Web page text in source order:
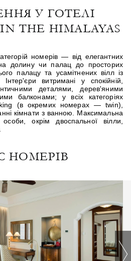
У ГОТЕЛІ
THE HIMALAYAS
номерів — від елегантних
долину чи палац до просторих
палацу та усамітнених вілл із
витримані у спокійній,
деталями, дерев'яними
балконами; у всіх категоріях
king (в окремих номерах — twin),
кімнати з ванною. Максимальна
окрім двоспальної вілли,
НОМЕРІВ